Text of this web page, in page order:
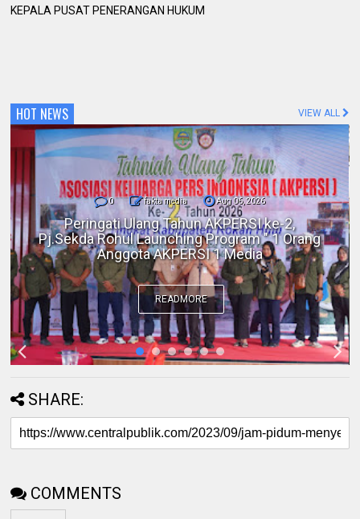
KEPALA PUSAT PENERANGAN HUKUM
HOT NEWS VIEW ALL
0 fakta media Aug 06, 2026
Polres Inhil bersama Pemkab Inhil dan
BKSDA Riau Perkuat Sinergi Tangani
Gangguan Kera Liar di Tembilahan
READMORE
SHARE:
COMMENTS